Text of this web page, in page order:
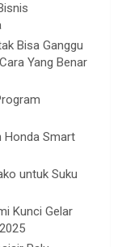
Bisa Ganggu
Yang Benar
Honda Smart
untuk Suku
Kunci Gelar